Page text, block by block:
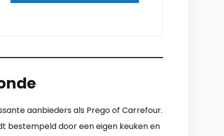
aanbieders als Prego of Carrefour.
bestempeld door een eigen keuken en